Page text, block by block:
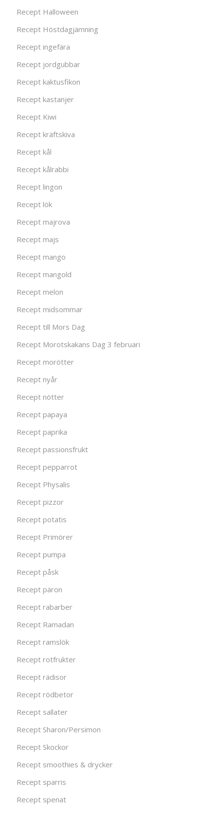
Recept Halloween
Recept Höstdagjämning
Recept ingefära
Recept jordgubbar
Recept kaktusfikon
Recept kastanjer
Recept Kiwi
Recept kräftskiva
Recept kål
Recept kålrabbi
Recept lingon
Recept lök
Recept majrova
Recept majs
Recept mango
Recept mangold
Recept melon
Recept midsommar
Recept till Mors Dag
Recept Morotskakans Dag 3 februari
Recept morötter
Recept nyår
Recept nötter
Recept papaya
Recept paprika
Recept passionsfrukt
Recept pepparrot
Recept Physalis
Recept pizzor
Recept potatis
Recept Primörer
Recept pumpa
Recept påsk
Recept päron
Recept rabarber
Recept Ramadan
Recept ramslök
Recept rotfrukter
Recept rädisor
Recept rödbetor
Recept sallater
Recept Sharon/Persimon
Recept Skockor
Recept smoothies & drycker
Recept sparris
Recept spenat